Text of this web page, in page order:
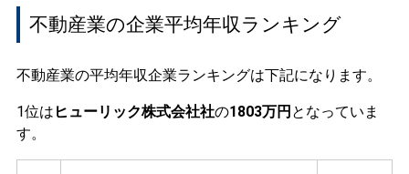
不動産業の企業平均年収ランキング
不動産業の平均年収企業ランキングは下記になります。
1位は ヒューリック株式会社社の1803万円 となっていま
す。